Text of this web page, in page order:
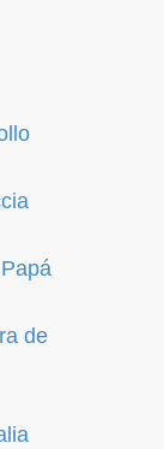
de